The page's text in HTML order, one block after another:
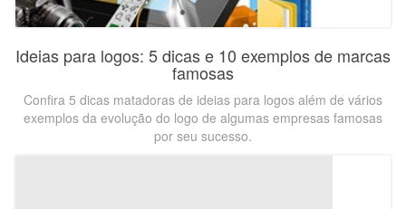
Ideias para logos: 5 dicas e 10 exemplos de marcas
famosas
Confira 5 dicas matadoras de ideias para logos além de vários
exemplos da evolução do logo de algumas empresas famosas
por seu sucesso.